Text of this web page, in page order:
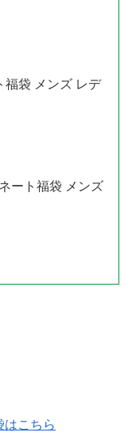
福袋 メンズ レデ
ート福袋 メンズ
はこちら